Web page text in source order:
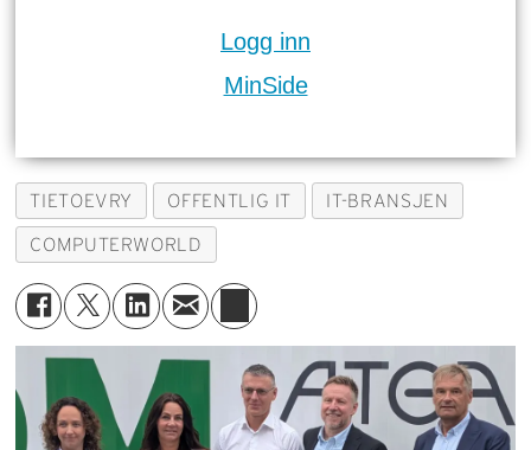
Logg inn
MinSide
TIETOEVRY OFFENTLIG IT IT-BRANSJEN
COMPUTERWORLD